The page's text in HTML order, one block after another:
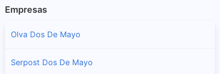
Quivilla
Sucursales y horarios DHL Peru en Ripan
Empresas
Olva Dos De Mayo
Serpost Dos De Mayo